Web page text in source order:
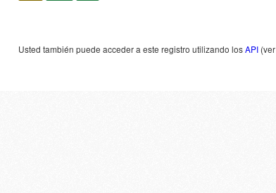
Usted también puede acceder a este registro utilizando losAPI (ver